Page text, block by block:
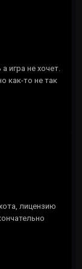
игра не хочет.
как-то не так
лицензию